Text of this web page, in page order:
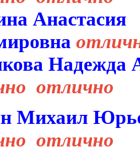
Анастасия
отлично
отлично